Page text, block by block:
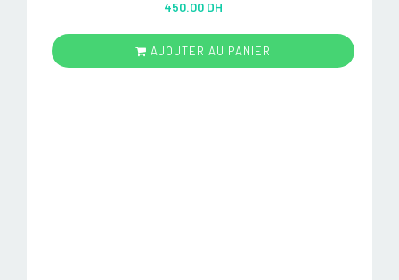
out of 5
450.00 DH
AJOUTER AU PANIER